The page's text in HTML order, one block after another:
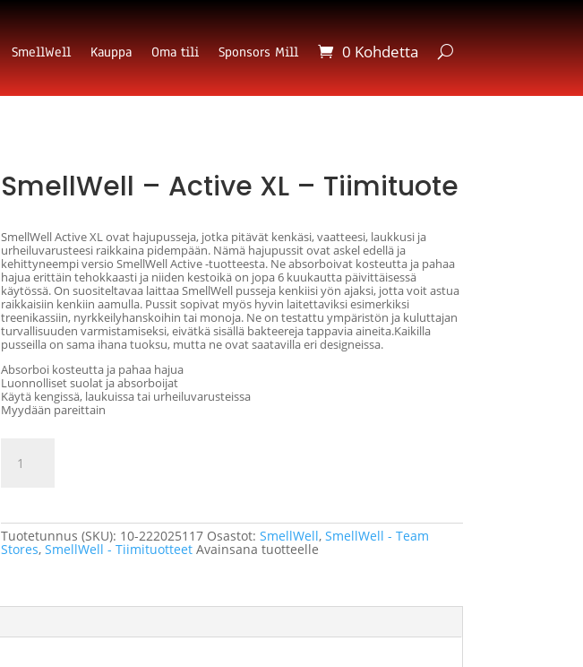
SmellWell Kauppa Oma tili Sponsors Mill 0 Kohdetta
SmellWell – Active XL – Tiimituote
SmellWell Active XL ovat hajupusseja, jotka pitävät kenkäsi, vaatteesi, laukkusi ja
urheiluvarusteesi raikkaina pidempään. Nämä hajupussit ovat askel edellä ja
kehittyneempi versio SmellWell Active -tuotteesta. Ne absorboivat kosteutta ja pahaa
hajua erittäin tehokkaasti ja niiden kestoikä on jopa 6 kuukautta päivittäisessä
käytössä. On suositeltavaa laittaa SmellWell pusseja kenkiisi yön ajaksi, jotta voit astua
raikkaisiin kenkiin aamulla. Pussit sopivat myös hyvin laitettaviksi esimerkiksi
treenikassiin, nyrkkeilyhanskoihin tai monoja. Ne on testattu ympäristön ja kuluttajan
turvallisuuden varmistamiseksi, eivätkä sisällä bakteereja tappavia aineita.Kaikilla
pusseilla on sama ihana tuoksu, mutta ne ovat saatavilla eri designeissa.
Absorboi kosteutta ja pahaa hajua
Luonnolliset suolat ja absorboijat
Käytä kengissä, laukuissa tai urheiluvarusteissa
Myydään pareittain
Active
määrä
Tuotetunnus (SKU): 10-222025117 Osastot: SmellWell, SmellWell - Team
Stores, SmellWell - Tiimituotteet Avainsana tuotteelle